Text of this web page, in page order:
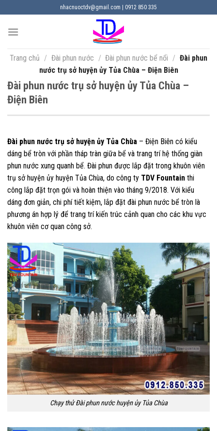
đến
nhacnuoctdv@gmail.com | 0912 850 335
Trang chủ / Đài phun nước / Đài phun nước bể nổi / Đài phun
nước trụ sở huyện ủy Tủa Chùa – Điện Biên
Đài phun nước trụ sở huyện ủy Tủa Chùa –
Điện Biên
Đài phun nước trụ sở huyện ủy Tủa Chùa – Điện Biên có kiểu
dáng bể tròn với phần tháp tràn giữa bể và trang trí hệ thống giàn
phun nước xung quanh bể. Đài phun được lắp đặt trong khuôn viên
trụ sở huyện ủy huyện Tủa Chùa, do công ty TDV Fountain thi
công lắp đặt trọn gói và hoàn thiện vào tháng 9/2018. Với kiểu
dáng đơn giản, chi phí tiết kiệm, lắp đặt đài phun nước bể tròn là
phương án hợp lý để trang trí kiến trúc cảnh quan cho các khu vực
khuôn viên cơ quan công sở.
Chạy thử Đài phun nước huyện ủy Tủa Chùa